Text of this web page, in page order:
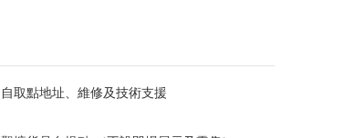
自取點地址、維修及技術支援